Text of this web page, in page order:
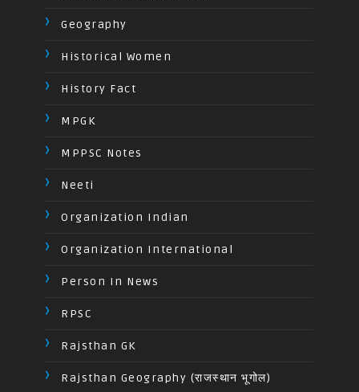
Geography
Historical Women
History Fact
MPGK
MPPSC Notes
Neeti
Organization Indian
Organization International
Person In News
RPSC
Rajsthan GK
Rajsthan Geography (राजस्थान भूगोल)